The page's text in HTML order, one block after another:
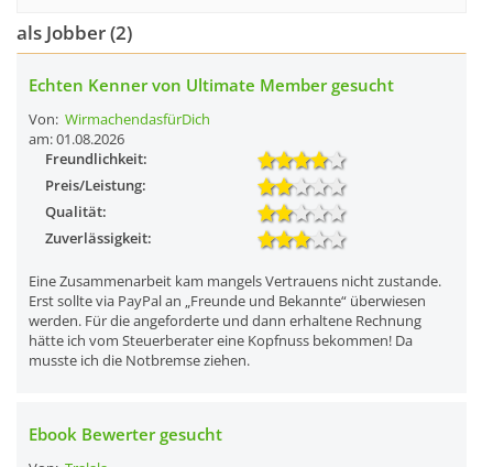
als Jobber (2)
Echten Kenner von Ultimate Member gesucht
Von: WirmachendasfürDich
am: 01.08.2026
Freundlichkeit:
Preis/Leistung:
Qualität:
Zuverlässigkeit:
Eine Zusammenarbeit kam mangels Vertrauens nicht zustande.
Erst sollte via PayPal an „Freunde und Bekannte“ überwiesen
werden. Für die angeforderte und dann erhaltene Rechnung
hätte ich vom Steuerberater eine Kopfnuss bekommen! Da
musste ich die Notbremse ziehen.
Ebook Bewerter gesucht